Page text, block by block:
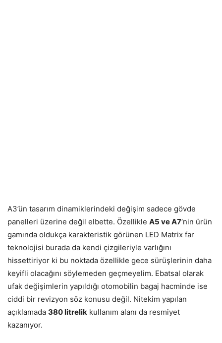
A3’ün tasarım dinamiklerindeki değişim sadece gövde
panelleri üzerine değil elbette. Özellikle A5 ve A7‘nin ürün
gamında oldukça karakteristik görünen LED Matrix far
teknolojisi burada da kendi çizgileriyle varlığını
hissettiriyor ki bu noktada özellikle gece sürüşlerinin daha
keyifli olacağını söylemeden geçmeyelim. Ebatsal olarak
ufak değişimlerin yapıldığı otomobilin bagaj hacminde ise
ciddi bir revizyon söz konusu değil. Nitekim yapılan
açıklamada 380 litrelik kullanım alanı da resmiyet
kazanıyor.